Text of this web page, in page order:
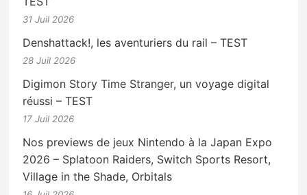
31 Juil 2026
Denshattack!, les aventuriers du rail – TEST
28 Juil 2026
Digimon Story Time Stranger, un voyage digital
réussi – TEST
17 Juil 2026
Nos previews de jeux Nintendo à la Japan Expo
2026 – Splatoon Raiders, Switch Sports Resort,
Village in the Shade, Orbitals